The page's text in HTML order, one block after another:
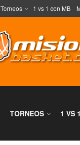
Torneos 1 vs 1 con MB
TORNEOS 1 VS